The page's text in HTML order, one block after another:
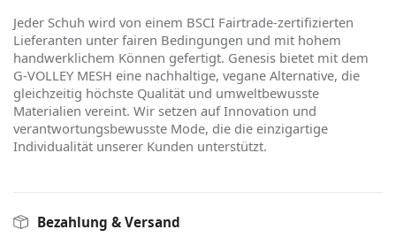
Jeder Schuh wird von einem BSCI Fairtrade-zertifizierten
Lieferanten unter fairen Bedingungen und mit hohem
handwerklichem Können gefertigt. Genesis bietet mit dem
G-VOLLEY MESH eine nachhaltige, vegane Alternative, die
gleichzeitig höchste Qualität und umweltbewusste
Materialien vereint. Wir setzen auf Innovation und
verantwortungsbewusste Mode, die die einzigartige
Individualität unserer Kunden unterstützt.
Bezahlung & Versand